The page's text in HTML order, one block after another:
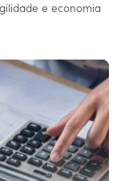
e economia